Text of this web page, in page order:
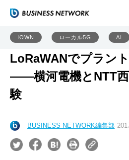
IOWN ローカル5G AI
LoRaWANでプラン
――横河電機とNTT西
験
BUSINESS NETWORK編集部